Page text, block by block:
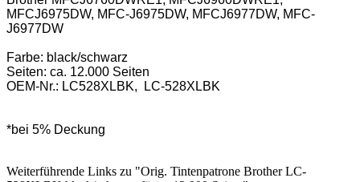
MFCJ6975DW, MFC-J6975DW, MFCJ6977DW, MFC-
J6977DW
Farbe: black/schwarz
Seiten: ca. 12.000 Seiten
OEM-Nr.: LC528XLBK, LC-528XLBK
*bei 5% Deckung
Weiterführende Links zu "Orig. Tintenpatrone Brother LC-